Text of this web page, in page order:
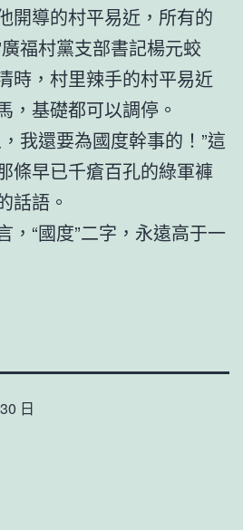
開導的村平易近，所有的
福村黨支部書記楊元蛟
時，村里辣手的村平易近
，基礎都可以調停。
還要為國度幹事的！”這
條早已千瘡百孔的綠軍褲
話語。
“國度”二字，永遠高于一
日